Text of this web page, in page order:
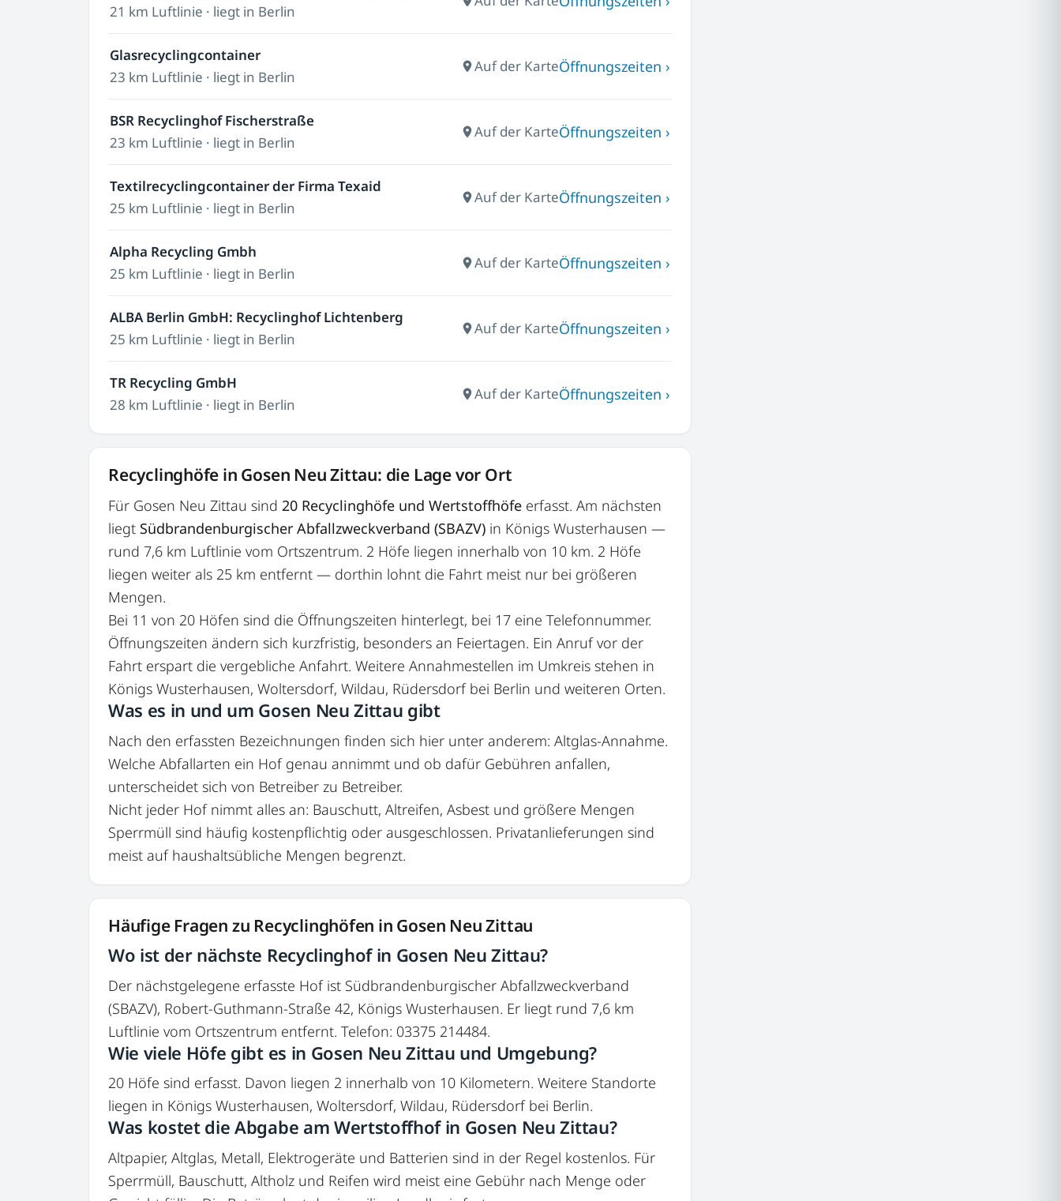
21 km Luftlinie · liegt in Berlin
Glasrecyclingcontainer
23 km Luftlinie · liegt in Berlin
Auf der KarteÖffnungszeiten ›
BSR Recyclinghof Fischerstraße
23 km Luftlinie · liegt in Berlin
Auf der KarteÖffnungszeiten ›
Textilrecyclingcontainer der Firma Texaid
25 km Luftlinie · liegt in Berlin
Auf der KarteÖffnungszeiten ›
Alpha Recycling Gmbh
25 km Luftlinie · liegt in Berlin
Auf der KarteÖffnungszeiten ›
ALBA Berlin GmbH: Recyclinghof Lichtenberg
25 km Luftlinie · liegt in Berlin
Auf der KarteÖffnungszeiten ›
TR Recycling GmbH
28 km Luftlinie · liegt in Berlin
Auf der KarteÖffnungszeiten ›
Recyclinghöfe in Gosen Neu Zittau: die Lage vor Ort
Für Gosen Neu Zittau sind 20 Recyclinghöfe und Wertstoffhöfe erfasst. Am nächsten
liegt Südbrandenburgischer Abfallzweckverband (SBAZV) in Königs Wusterhausen —
rund 7,6 km Luftlinie vom Ortszentrum. 2 Höfe liegen innerhalb von 10 km. 2 Höfe
liegen weiter als 25 km entfernt — dorthin lohnt die Fahrt meist nur bei größeren
Mengen.
Bei 11 von 20 Höfen sind die Öffnungszeiten hinterlegt, bei 17 eine Telefonnummer.
Öffnungszeiten ändern sich kurzfristig, besonders an Feiertagen. Ein Anruf vor der
Fahrt erspart die vergebliche Anfahrt. Weitere Annahmestellen im Umkreis stehen in
Königs Wusterhausen, Woltersdorf, Wildau, Rüdersdorf bei Berlin und weiteren Orten.
Was es in und um Gosen Neu Zittau gibt
Nach den erfassten Bezeichnungen finden sich hier unter anderem: Altglas-Annahme.
Welche Abfallarten ein Hof genau annimmt und ob dafür Gebühren anfallen,
unterscheidet sich von Betreiber zu Betreiber.
Nicht jeder Hof nimmt alles an: Bauschutt, Altreifen, Asbest und größere Mengen
Sperrmüll sind häufig kostenpflichtig oder ausgeschlossen. Privatanlieferungen sind
meist auf haushaltsübliche Mengen begrenzt.
Häufige Fragen zu Recyclinghöfen in Gosen Neu Zittau
Wo ist der nächste Recyclinghof in Gosen Neu Zittau?
Der nächstgelegene erfasste Hof ist Südbrandenburgischer Abfallzweckverband
(SBAZV), Robert-Guthmann-Straße 42, Königs Wusterhausen. Er liegt rund 7,6 km
Luftlinie vom Ortszentrum entfernt. Telefon: 03375 214484.
Wie viele Höfe gibt es in Gosen Neu Zittau und Umgebung?
20 Höfe sind erfasst. Davon liegen 2 innerhalb von 10 Kilometern. Weitere Standorte
liegen in Königs Wusterhausen, Woltersdorf, Wildau, Rüdersdorf bei Berlin.
Was kostet die Abgabe am Wertstoffhof in Gosen Neu Zittau?
Altpapier, Altglas, Metall, Elektrogeräte und Batterien sind in der Regel kostenlos. Für
Sperrmüll, Bauschutt, Altholz und Reifen wird meist eine Gebühr nach Menge oder